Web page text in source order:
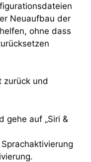
Neuaufbau der
ohne dass
zurück und
gehe auf „Siri &